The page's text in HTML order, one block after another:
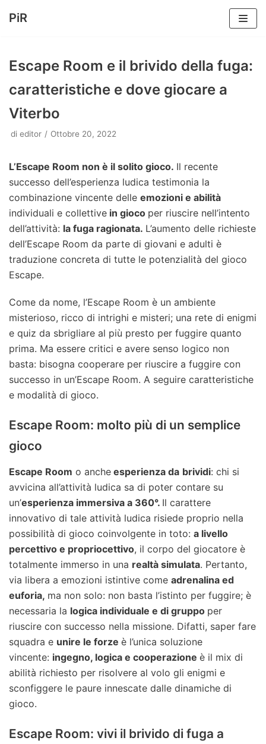
contenuto
PiR
Escape Room e il brivido della fuga:
caratteristiche e dove giocare a
Viterbo
di editor Ottobre 20, 2022
L’Escape Room non è il solito gioco. Il recente
successo dell’esperienza ludica testimonia la
combinazione vincente delle emozioni e abilità
individuali e collettive in gioco per riuscire nell’intento
dell’attività: la fuga ragionata. L’aumento delle richieste
dell’Escape Room da parte di giovani e adulti è
traduzione concreta di tutte le potenzialità del gioco
Escape.
Come da nome, l’Escape Room è un ambiente
misterioso, ricco di intrighi e misteri; una rete di enigmi
e quiz da sbrigliare al più presto per fuggire quanto
prima. Ma essere critici e avere senso logico non
basta: bisogna cooperare per riuscire a fuggire con
successo in un’Escape Room. A seguire caratteristiche
e modalità di gioco.
Escape Room: molto più di un semplice
gioco
Escape Room o anche esperienza da brividi: chi si
avvicina all’attività ludica sa di poter contare su
un’esperienza immersiva a 360°. Il carattere
innovativo di tale attività ludica risiede proprio nella
possibilità di gioco coinvolgente in toto: a livello
percettivo e propriocettivo, il corpo del giocatore è
totalmente immerso in una realtà simulata. Pertanto,
via libera a emozioni istintive come adrenalina ed
euforia, ma non solo: non basta l’istinto per fuggire; è
necessaria la logica individuale e di gruppo per
riuscire con successo nella missione. Difatti, saper fare
squadra e unire le forze è l’unica soluzione
vincente: ingegno, logica e cooperazione è il mix di
abilità richiesto per risolvere al volo gli enigmi e
sconfiggere le paure innescate dalle dinamiche di
gioco.
Escape Room: vivi il brivido di fuga a